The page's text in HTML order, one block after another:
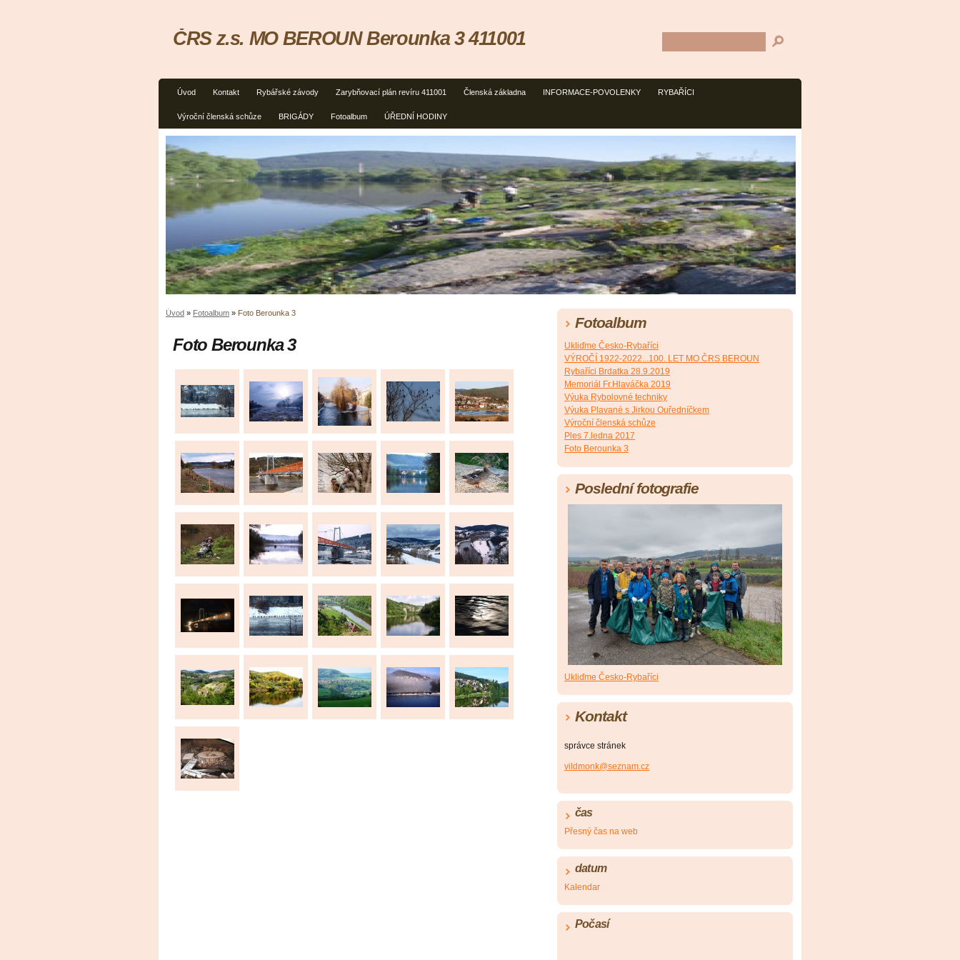
Úvod Kontakt Rybářské závody Zarybňovací plán revíru 411001 Členská základna INFORMACE-POVOLENKY RYBAŘÍCI
Výroční členská schůze BRIGÁDY Fotoalbum ÚŘEDNÍ HODINY
ČRS z.s. MO BEROUN Berounka 3 411001
Úvod » Fotoalbum » Foto Berounka 3
Foto Berounka 3
Fotoalbum
Ukliďme Česko-Rybaříci
VÝROČÍ 1922-2022...100. LET MO ČRS BEROUN
Rybaříci Brdatka 28.9.2019
Memoriál Fr.Hlaváčka 2019
Výuka Rybolovné techniky
Výuka Plavané s Jirkou Ouředníčkem
Výroční členská schůze
Ples 7.ledna 2017
Foto Berounka 3
Poslední fotografie
Ukliďme Česko-Rybaříci
Kontakt
správce stránek
vildmonk@seznam.cz
čas
Přesný čas na web
datum
Kalendar
Počasí